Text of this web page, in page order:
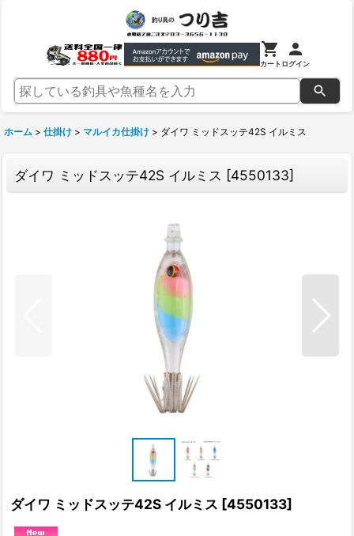
カートログイン
ホーム > 仕掛け > マルイカ仕掛け > ダイワ ミッドスッテ42S イルミス
ダイワ ミッドスッテ42S イルミス [4550133]
ダイワ ミッドスッテ42S イルミス [4550133]